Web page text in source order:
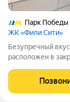
Парк Победы
ЖК «Фили Сити»
Безупречный
расположен в закрытом
набережная
мин.),